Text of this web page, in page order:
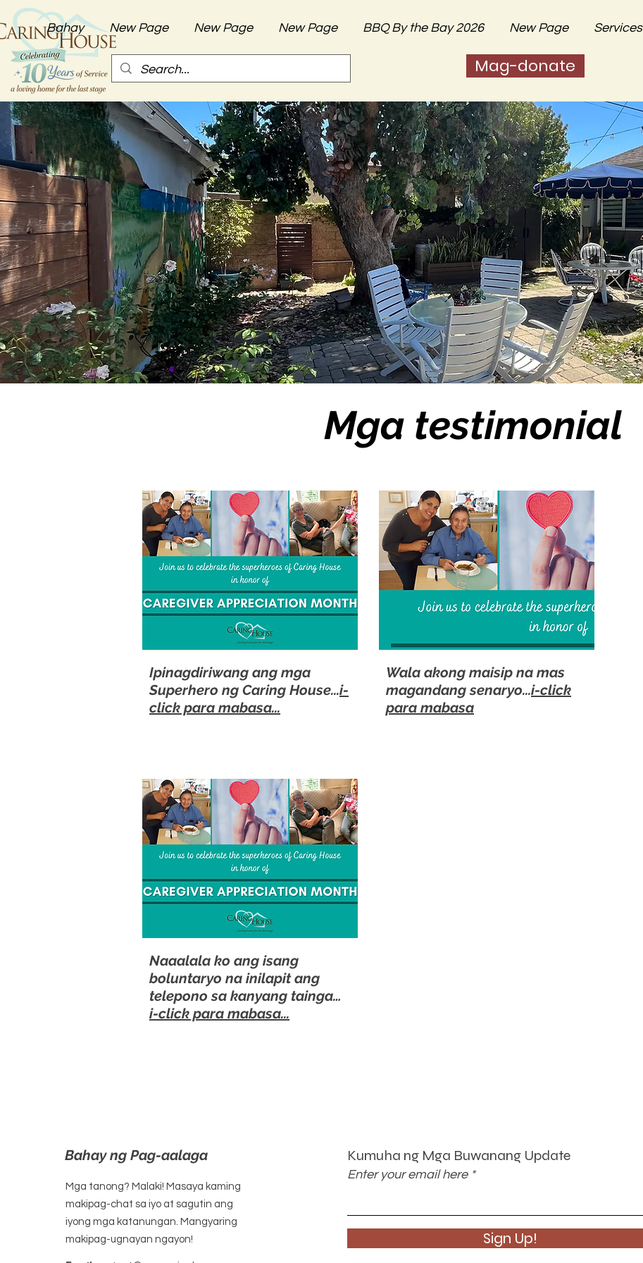
Bahay New Page New Page New Page BBQ By the Bay 2026 New Page Services
Mag-donate
Mga testimonial
Ipinagdiriwang ang mga
Superhero ng Caring House...i-
click para mabasa...
Wala akong maisip na mas
magandang senaryo...i-click
para mabasa
Naaalala ko ang isang
boluntaryo na inilapit ang
telepono sa kanyang tainga…
i-click para mabasa...
Bahay ng Pag-aalaga
Mga tanong? Malaki! Masaya kaming
makipag-chat sa iyo at sagutin ang
iyong mga katanungan. Mangyaring
makipag-ugnayan ngayon!
Kumuha ng Mga Buwanang Update
Enter your email here
Sign Up!